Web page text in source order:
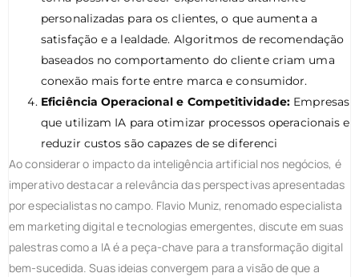
personalizadas para os clientes, o que aumenta a
satisfação e a lealdade. Algoritmos de recomendação
baseados no comportamento do cliente criam uma
conexão mais forte entre marca e consumidor.
Eficiência Operacional e Competitividade: Empresas
que utilizam IA para otimizar processos operacionais e
reduzir custos são capazes de se diferenci
Ao considerar o impacto da inteligência artificial nos negócios, é
imperativo destacar a relevância das perspectivas apresentadas
por especialistas no campo. Flavio Muniz, renomado especialista
em marketing digital e tecnologias emergentes, discute em suas
palestras como a IA é a peça-chave para a transformação digital
bem-sucedida. Suas ideias convergem para a visão de que a